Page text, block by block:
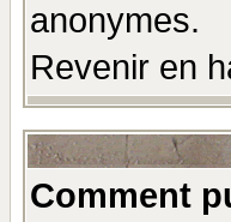
anonymes.
Revenir en
Comment